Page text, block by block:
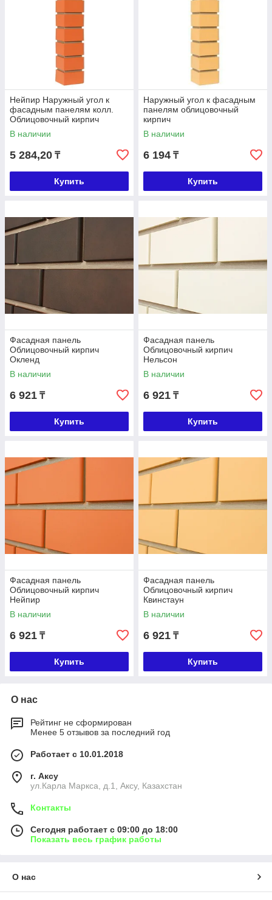
Нейпир Наружный угол к
фасадным панелям колл.
Облицовочный кирпич
В наличии
5 284,20 ₸
Купить
Наружный угол к фасадным
панелям облицовочный
кирпич
В наличии
6 194 ₸
Купить
Фасадная панель
Облицовочный кирпич
Окленд
В наличии
6 921 ₸
Купить
Фасадная панель
Облицовочный кирпич
Нельсон
В наличии
6 921 ₸
Купить
Фасадная панель
Облицовочный кирпич
Нейпир
В наличии
6 921 ₸
Купить
Фасадная панель
Облицовочный кирпич
Квинстаун
В наличии
6 921 ₸
Купить
О нас
Рейтинг не сформирован
Менее 5 отзывов за последний год
Работает с 10.01.2018
г. Аксу
ул.Карла Маркса, д.1, Аксу, Казахстан
Контакты
Сегодня работает с 09:00 до 18:00
Показать весь график работы
О нас